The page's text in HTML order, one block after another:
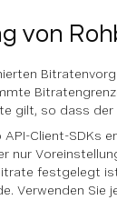
von
gilt, so dass
API-Client-SDKs
nur
festgelegt
Verwenden Sie